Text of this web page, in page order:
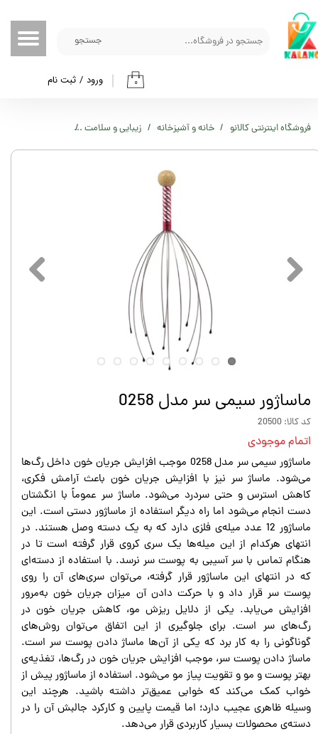
جستجو
۰ ورود / ثبت نام
حساب کاربری من
تغییر گذر واژه
خروج از حساب کاربری
فروشگاه اینترنتی کالانو خانه و آشپزخانه زیبایی و سلامت
ماساژور سیمی سر مدل 0258
کد کالا: 20500
اتمام موجودی
ماساژور سیمی سر مدل 0258 موجب افزایش جریان خون داخل رگ‌ها
می‌شود. ماساژ سر نیز با افزایش جریان خون باعث آرامش فکری،
کاهش استرس و حتی سردرد می‌شود. ماساژ سر عموماً با انگشتان
دست انجام می‌شود اما راه دیگر استفاده از ماساژور دستی است. این
ماساژور 12 عدد میله‌ی فلزی دارد که به یک دسته وصل هستند. در
انتهای هرکدام از این میله‌ها یک سری کروی قرار گرفته است تا در
هنگام تماس با سر آسیبی به پوست سر نرسد. با استفاده از دسته‌ای
که در انتهای این ماساژور قرار گرفته، می‌توان سری‌های آن را روی
پوست سر قرار داد و با حرکت دادن آن میزان جریان خون به‌مرور
افزایش می‌یابد. یکی از دلایل ریزش مو، کاهش جریان خون در
رگ‌های سر است. برای جلوگیری از این اتفاق می‌توان روش‌های
گوناگونی را به کار برد که یکی از آن‌ها ماساژ دادن پوست سر است.
ماساژ دادن پوست سر، موجب افزایش جریان خون در رگ‌ها، تغذیه‌ی
بهتر پوست و مو و تقویت پیاز مو می‌شود. استفاده از ماساژور پیش از
خواب کمک می‌کند که خوابی عمیق‌تر داشته باشید. هرچند این
وسیله ظاهری عجیب دارد؛ اما قیمت پایین و کارکرد جالبش آن را در
دسته‌ی محصولات بسیار کاربردی قرار می‌دهد.